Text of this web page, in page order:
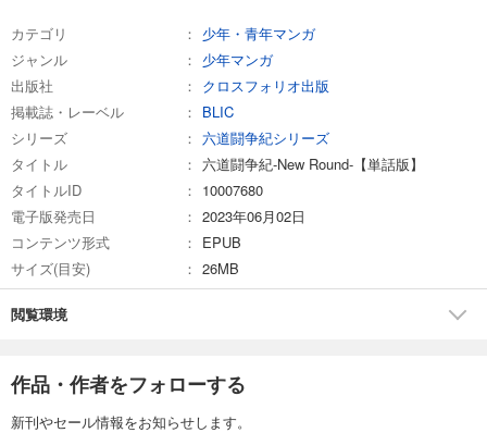
六道闘争紀-New Round-【単話版】20
あらすじを表示する
165円 (税込)
カテゴリ
少年・青年マンガ
ジャンル
少年マンガ
出版社
クロスフォリオ出版
掲載誌・レーベル
BLIC
シリーズ
六道闘争紀シリーズ
タイトル
六道闘争紀-New Round-【単話版】
タイトルID
10007680
電子版発売日
2023年06月02日
コンテンツ形式
EPUB
サイズ(目安)
26MB
閲覧環境
作品・作者をフォローする
新刊やセール情報をお知らせします。